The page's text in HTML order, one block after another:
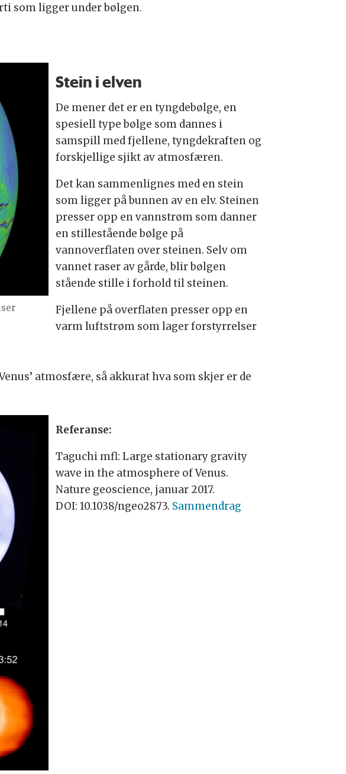
som ligger under bølgen.
Stein i elven
De mener det er en tyngdebølge, en
spesiell type bølge som dannes i
samspill med fjellene, tyngdekraften og
forskjellige sjikt av atmosfæren.
Det kan sammenlignes med en stein
som ligger på bunnen av en elv. Steinen
presser opp en vannstrøm som danner
en stillestående bølge på
vannoverflaten over steinen. Selv om
vannet raser av gårde, blir bølgen
stående stille i forhold til steinen.
Fjellene på overflaten presser opp en
varm luftstrøm som lager forstyrrelser
atmosfære, så akkurat hva som skjer er de
Referanse:
Taguchi mfl: Large stationary gravity
wave in the atmosphere of Venus.
Nature geoscience, januar 2017.
DOI: 10.1038/ngeo2873. Sammendrag